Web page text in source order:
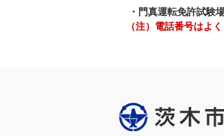
・門真運転免許試験
（注）電話番号はよ